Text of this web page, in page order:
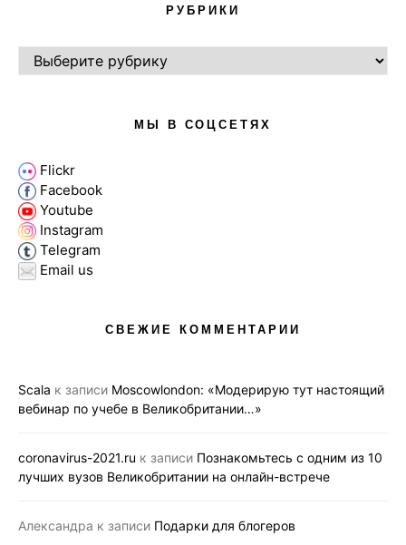
РУБРИКИ
РУБРИКИ
МЫ В СОЦСЕТЯХ
Flickr
Facebook
Youtube
Instagram
Telegram
Email us
СВЕЖИЕ КОММЕНТАРИИ
Scala к записи Moscowlondon: «Модерирую тут настоящий
вебинар по учебе в Великобритании…»
coronavirus-2021.ru к записи Познакомьтесь с одним из 10
лучших вузов Великобритании на онлайн-встрече
Александра к записи Подарки для блогеров